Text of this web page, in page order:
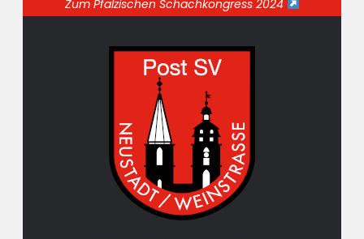
Zum Pfälzischen Schachkongress 2024